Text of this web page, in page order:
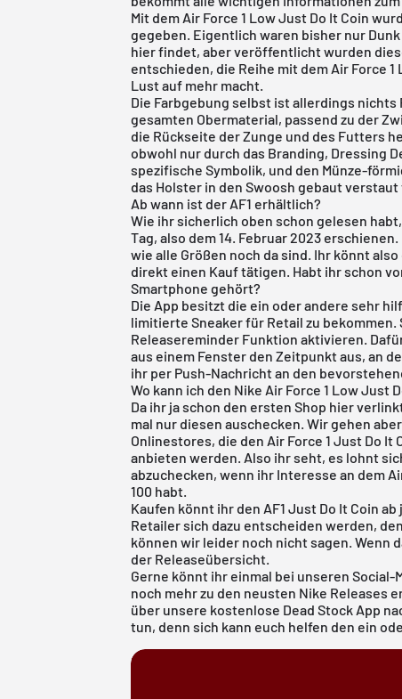
Mit dem Air Force 1 Low Just Do It Coin
gegeben. Eigentlich waren bisher nur
hierfindet, aber veröffentlicht wurden
entschieden, die Reihe mit dem Air Force
Lust auf mehr macht.
Die Farbgebung selbst ist allerdings
gesamten Obermaterial, passend zu der
die Rückseite der Zunge und des Futters
obwohl nur durch das Branding, Dressing
spezifische Symbolik, und den Münze-
das Holster in den Swoosh gebaut verstaut
Ab wann ist der AF1 erhältlich?
Wie ihr sicherlich oben schon gelesen
Tag, also dem 14. Februar 2023
wie alle Größen noch da sind. Ihr könnt
direkt einen Kauf tätigen. Habt ihr schon
Smartphone gehört?
Die App besitzt die ein oder andere sehr
limitierte Sneaker für Retail zu bekommen.
Releasereminder Funktion aktivieren.
aus einem Fenster den Zeitpunkt aus, an
ihr per Push-Nachricht an den
Wo kann ich den Nike Air Force 1 Low Just
Da ihr ja schon den ersten Shop hier
mal nur diesen auschecken. Wir gehen
Onlinestores, die den Air Force 1 Just Do It
anbieten werden. Also ihr seht, es lohnt
abzuchecken, wenn ihr Interesse an dem
100 habt.
Kaufen könnt ihr den AF1 Just Do It Coin
Retailer sich dazu entscheiden werden,
können wir leider noch nicht sagen. Wenn
der Releaseübersicht
Gerne könnt ihr einmal bei unseren
noch mehr zu den neusten Nike Releases
über unsere kostenlose Dead Stock App
tun, denn sich kann euch helfen den ein